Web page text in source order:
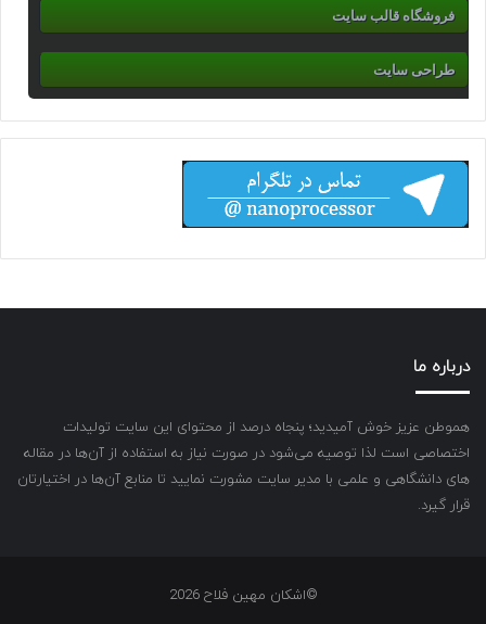
فروشگاه قالب سایت
طراحی سایت
درباره ما
هموطن عزیز خوش آمیدید؛ پنجاه درصد از محتوای این سایت تولیدات
اختصاصی است لذا توصیه می‌شود در صورت نیاز به استفاده از آن‌ها در مقاله
های دانشگاهی و علمی با مدیر سایت مشورت نمایید تا منابع آن‌ها در اختیارتان
قرار گیرد.
©اشکان مهین فلاح 2026